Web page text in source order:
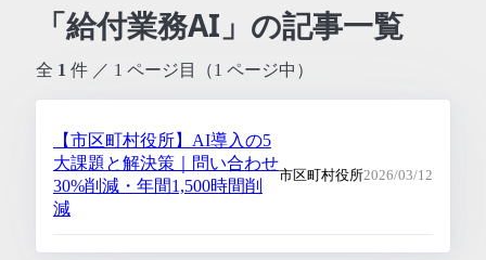
「給付業務AI」の記事一覧
全 1 件 ／ 1 ページ目（1 ページ中）
【市区町村役所】AI導入の5
大課題と解決策｜問い合わせ
30%削減・年間1,500時間削
減
市区町村役所2026/03/12